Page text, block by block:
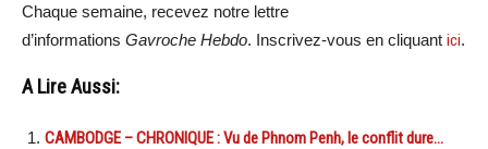
Chaque semaine, recevez notre lettre
d’informations Gavroche Hebdo. Inscrivez-vous en cliquant ici.
A Lire Aussi:
CAMBODGE – CHRONIQUE : Vu de Phnom Penh, le conflit dure…